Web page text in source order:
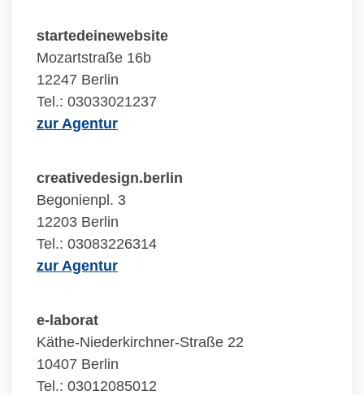
startedeinewebsite
Mozartstraße 16b
12247 Berlin
Tel.: 03033021237
zur Agentur
creativedesign.berlin
Begonienpl. 3
12203 Berlin
Tel.: 03083226314
zur Agentur
e-laborat
Käthe-Niederkirchner-Straße 22
10407 Berlin
Tel.: 03012085012